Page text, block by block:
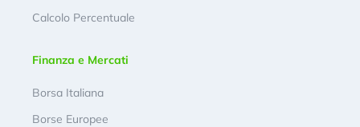
Calcolo Percentuale
Finanza e Mercati
Borsa Italiana
Borse Europee